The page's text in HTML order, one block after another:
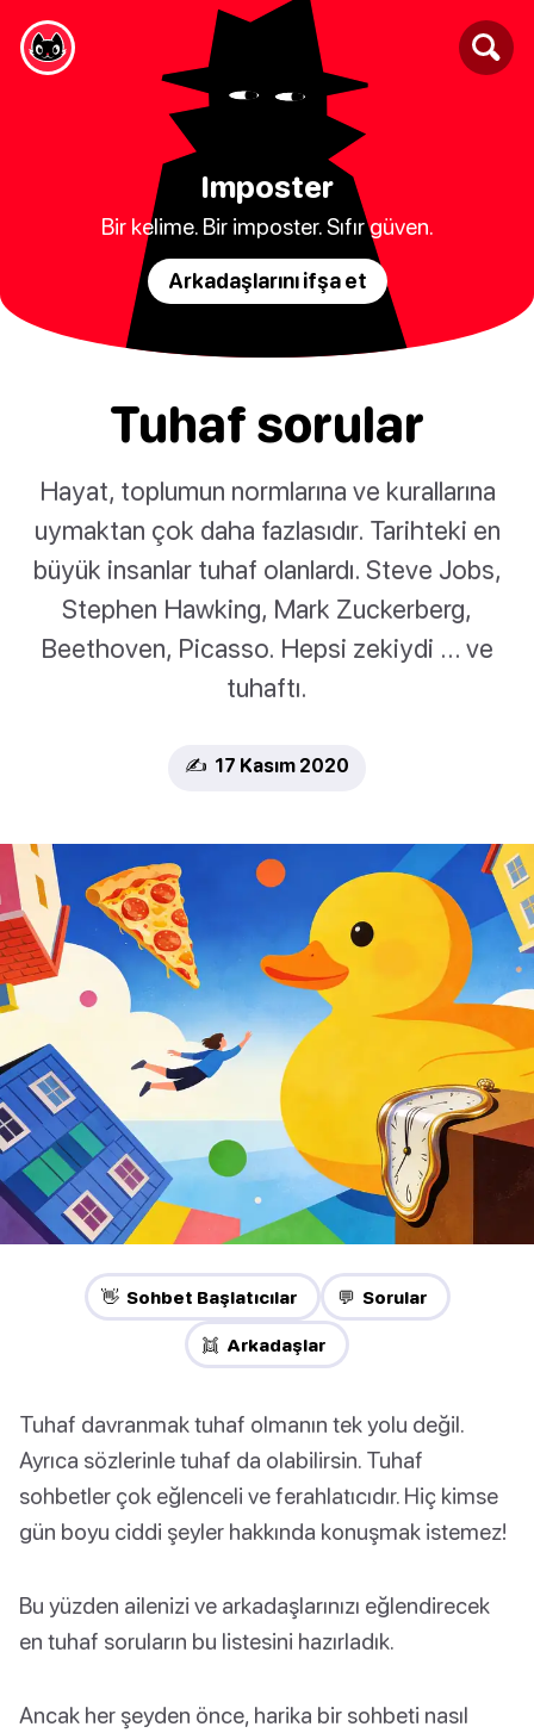
Imposter
Bir kelime. Bir imposter. Sıfır güven.
Arkadaşlarını ifşa et
Tuhaf sorular
Hayat, toplumun normlarına ve kurallarına
uymaktan çok daha fazlasıdır. Tarihteki en
büyük insanlar tuhaf olanlardı. Steve Jobs,
Stephen Hawking, Mark Zuckerberg,
Beethoven, Picasso. Hepsi zekiydi ... ve
tuhaftı.
✍️ 17 Kasım 2020
👋 Sohbet Başlatıcılar 💬 Sorular
👯 Arkadaşlar
Tuhaf davranmak tuhaf olmanın tek yolu değil.
Ayrıca sözlerinle tuhaf da olabilirsin. Tuhaf
sohbetler çok eğlenceli ve ferahlatıcıdır. Hiç kimse
gün boyu ciddi şeyler hakkında konuşmak istemez!
Bu yüzden ailenizi ve arkadaşlarınızı eğlendirecek
en tuhaf soruların bu listesini hazırladık.
Ancak her şeyden önce, harika bir sohbeti nasıl